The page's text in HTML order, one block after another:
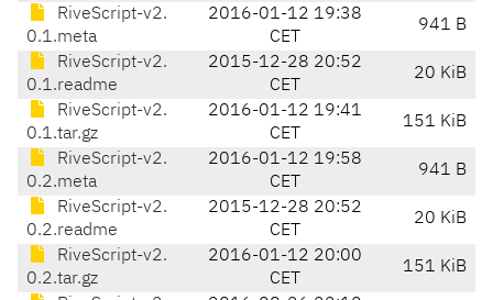
RiveScript-v2.
0.1.meta
2016-01-12 19:38
CET
941 B
RiveScript-v2.
0.1.readme
2015-12-28 20:52
CET
20 KiB
RiveScript-v2.
0.1.tar.gz
2016-01-12 19:41
CET
151 KiB
RiveScript-v2.
0.2.meta
2016-01-12 19:58
CET
941 B
RiveScript-v2.
0.2.readme
2015-12-28 20:52
CET
20 KiB
RiveScript-v2.
0.2.tar.gz
2016-01-12 20:00
CET
151 KiB